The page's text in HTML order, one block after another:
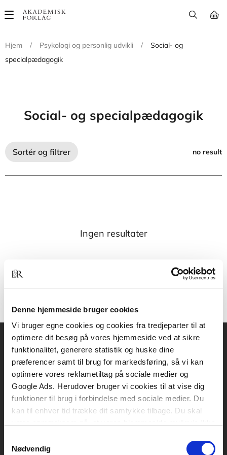
Denne hjemmeside bruger cookies
Vi bruger egne cookies og cookies fra tredjeparter til at
optimere dit besøg på vores hjemmeside ved at sikre
funktionalitet, generere statistik og huske dine
præferencer samt til brug for markedsføring, så vi kan
optimere vores reklametiltag på sociale medier og
Google Ads. Herudover bruger vi cookies til at vise dig
funktioner til brug i forbindelse med sociale medier. Du
kan til enhver tid trække dit samtykke tilbage. Du skal
tilbagetrækker et samtykke.
Nødvendig
Main
Hjem
/ Psykologi og personlig udvikli /
Social- og
specialpædagogik
Social- og specialpædagogik
Sortér og filtrer no result
Ingen resultater
Akademisk Forlag
Vognmagergade 11
1120 København K
CVR 76351910
Mandag-fredag: kl. 10-15